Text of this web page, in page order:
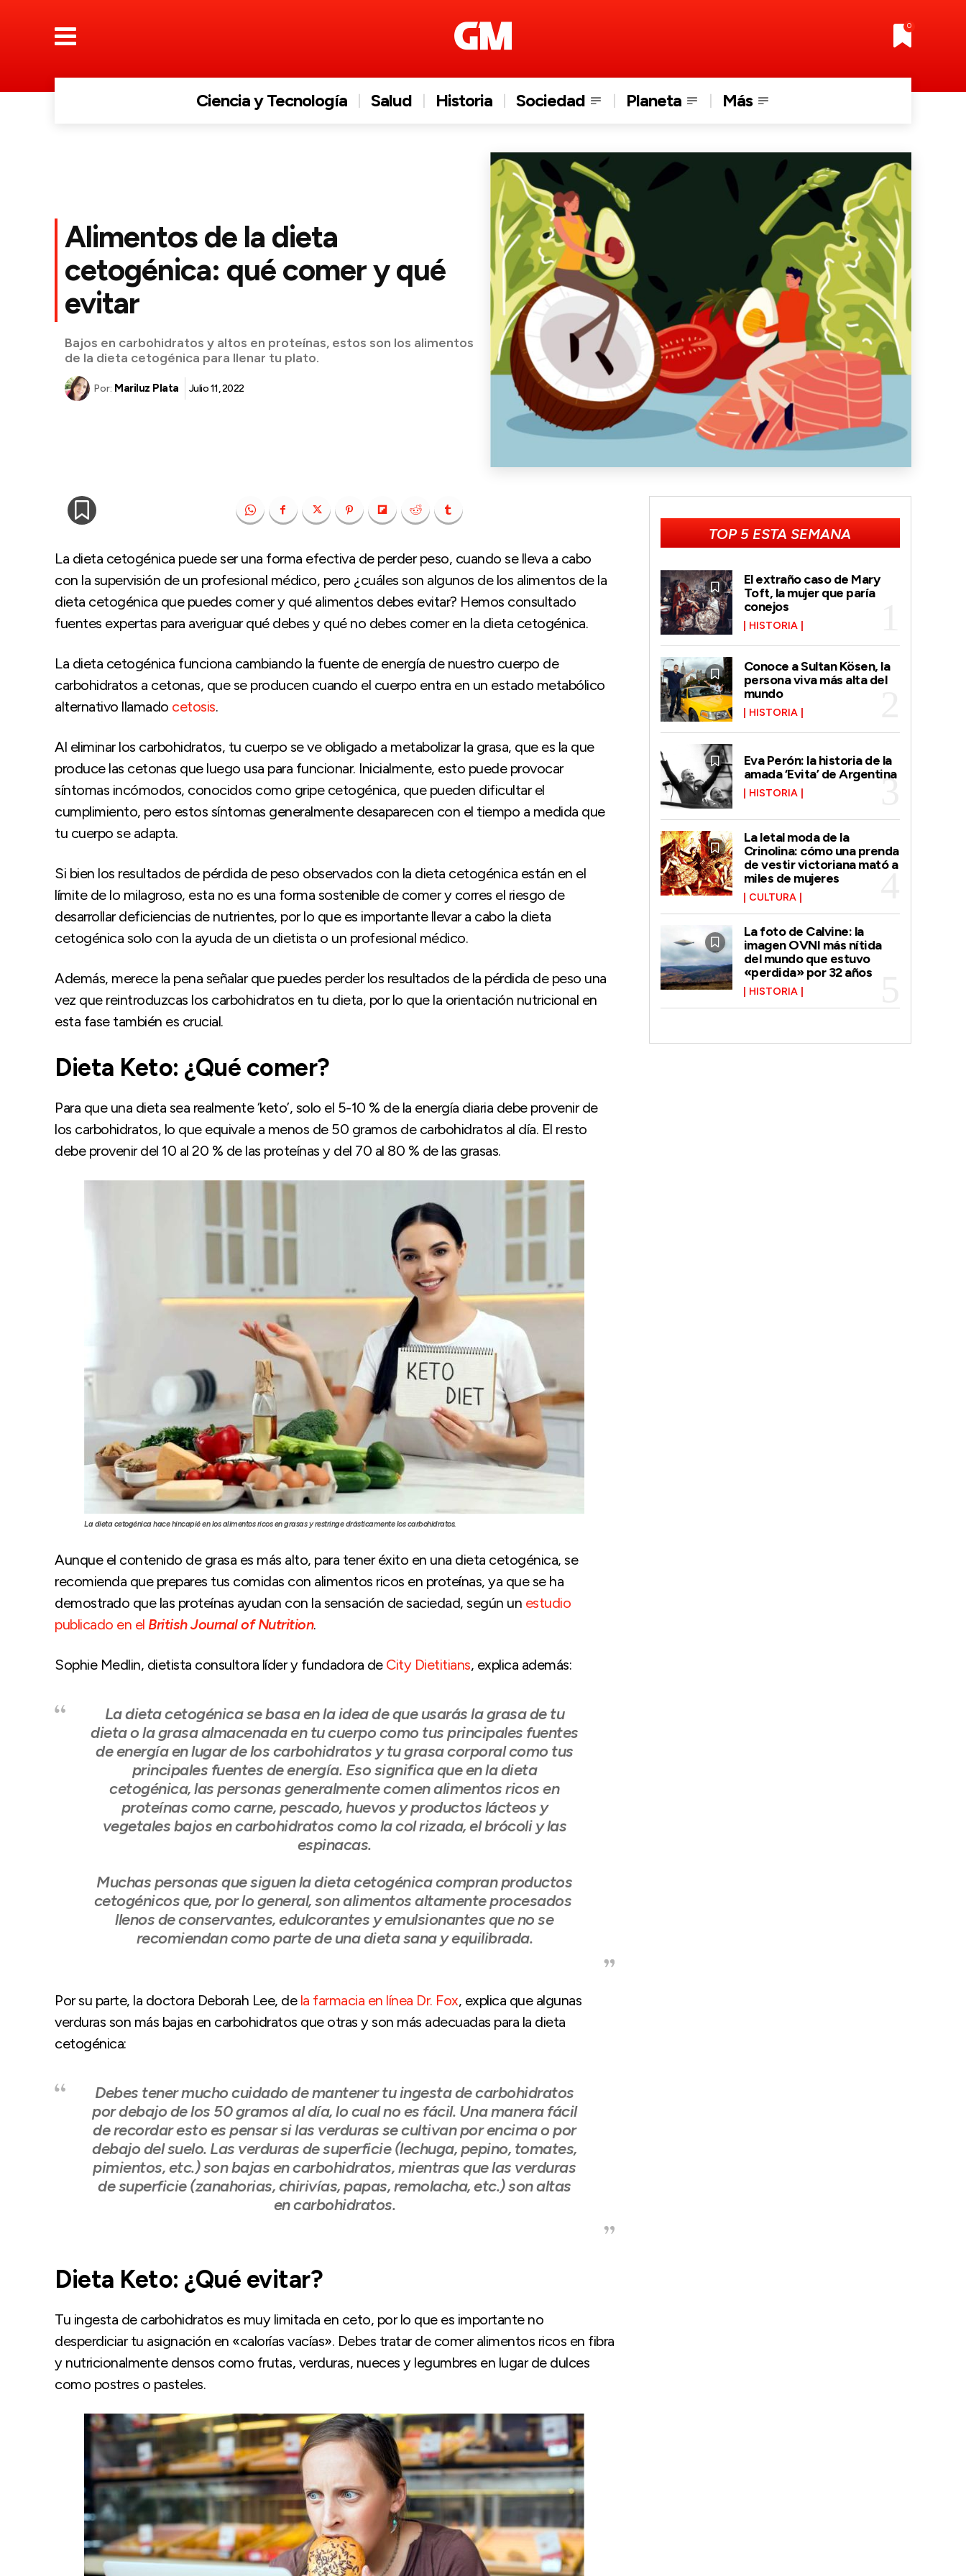
0
Ciencia y Tecnología Salud Historia Sociedad Planeta Más
Alimentos de la dieta
cetogénica: qué comer y qué
evitar
Bajos en carbohidratos y altos en proteínas, estos son los alimentos
de la dieta cetogénica para llenar tu plato.
Por: Mariluz Plata Julio 11, 2022
La dieta cetogénica puede ser una forma efectiva de perder peso, cuando se lleva a cabo
con la supervisión de un profesional médico, pero ¿cuáles son algunos de los alimentos de la
dieta cetogénica que puedes comer y qué alimentos debes evitar? Hemos consultado
fuentes expertas para averiguar qué debes y qué no debes comer en la dieta cetogénica.
La dieta cetogénica funciona cambiando la fuente de energía de nuestro cuerpo de
carbohidratos a cetonas, que se producen cuando el cuerpo entra en un estado metabólico
alternativo llamado cetosis.
Al eliminar los carbohidratos, tu cuerpo se ve obligado a metabolizar la grasa, que es la que
produce las cetonas que luego usa para funcionar. Inicialmente, esto puede provocar
síntomas incómodos, conocidos como gripe cetogénica, que pueden dificultar el
cumplimiento, pero estos síntomas generalmente desaparecen con el tiempo a medida que
tu cuerpo se adapta.
Si bien los resultados de pérdida de peso observados con la dieta cetogénica están en el
límite de lo milagroso, esta no es una forma sostenible de comer y corres el riesgo de
desarrollar deficiencias de nutrientes, por lo que es importante llevar a cabo la dieta
cetogénica solo con la ayuda de un dietista o un profesional médico.
Además, merece la pena señalar que puedes perder los resultados de la pérdida de peso una
vez que reintroduzcas los carbohidratos en tu dieta, por lo que la orientación nutricional en
esta fase también es crucial.
Dieta Keto: ¿Qué comer?
Para que una dieta sea realmente ‘keto’, solo el 5-10 % de la energía diaria debe provenir de
los carbohidratos, lo que equivale a menos de 50 gramos de carbohidratos al día. El resto
debe provenir del 10 al 20 % de las proteínas y del 70 al 80 % de las grasas.
La dieta cetogénica hace hincapié en los alimentos ricos en grasas y restringe drásticamente los carbohidratos.
Aunque el contenido de grasa es más alto, para tener éxito en una dieta cetogénica, se
recomienda que prepares tus comidas con alimentos ricos en proteínas, ya que se ha
demostrado que las proteínas ayudan con la sensación de saciedad, según un estudio
publicado en el British Journal of Nutrition.
Sophie Medlin, dietista consultora líder y fundadora de City Dietitians, explica además:
La dieta cetogénica se basa en la idea de que usarás la grasa de tu
dieta o la grasa almacenada en tu cuerpo como tus principales fuentes
de energía en lugar de los carbohidratos y tu grasa corporal como tus
principales fuentes de energía. Eso significa que en la dieta
cetogénica, las personas generalmente comen alimentos ricos en
proteínas como carne, pescado, huevos y productos lácteos y
vegetales bajos en carbohidratos como la col rizada, el brócoli y las
espinacas.
Muchas personas que siguen la dieta cetogénica compran productos
cetogénicos que, por lo general, son alimentos altamente procesados ​​
llenos de conservantes, edulcorantes y emulsionantes que no se
recomiendan como parte de una dieta sana y equilibrada.
Por su parte, la doctora Deborah Lee, de la farmacia en línea Dr. Fox, explica que algunas
verduras son más bajas en carbohidratos que otras y son más adecuadas para la dieta
cetogénica:
Debes tener mucho cuidado de mantener tu ingesta de carbohidratos
por debajo de los 50 gramos al día, lo cual no es fácil. Una manera fácil
de recordar esto es pensar si las verduras se cultivan por encima o por
debajo del suelo. Las verduras de superficie (lechuga, pepino, tomates,
pimientos, etc.) son bajas en carbohidratos, mientras que las verduras
de superficie (zanahorias, chirivías, papas, remolacha, etc.) son altas
en carbohidratos.
Dieta Keto: ¿Qué evitar?
Tu ingesta de carbohidratos es muy limitada en ceto, por lo que es importante no
desperdiciar tu asignación en «calorías vacías». Debes tratar de comer alimentos ricos en fibra
y nutricionalmente densos como frutas, verduras, nueces y legumbres en lugar de dulces
como postres o pasteles.
TOP 5 ESTA SEMANA
El extraño caso de Mary
Toft, la mujer que paría
conejos
HISTORIA
Conoce a Sultan Kösen, la
persona viva más alta del
mundo
HISTORIA
Eva Perón: la historia de la
amada ‘Evita’ de Argentina
HISTORIA
La letal moda de la
Crinolina: cómo una prenda
de vestir victoriana mató a
miles de mujeres
CULTURA
La foto de Calvine: la
imagen OVNI más nítida
del mundo que estuvo
«perdida» por 32 años
HISTORIA